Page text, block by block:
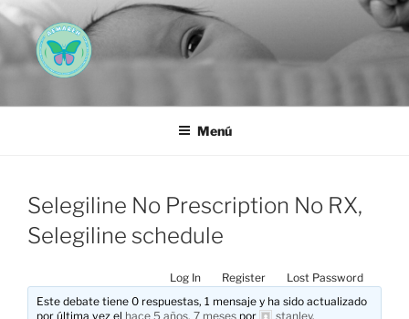
Saltar
al
contenido
AEMAREH
Menú
Selegiline No Prescription No RX,
Selegiline schedule
Log In Register
Lost Password
Este debate tiene 0 respuestas, 1 mensaje y ha sido actualizado
por última vez el hace 5 años, 7 meses por stanley.